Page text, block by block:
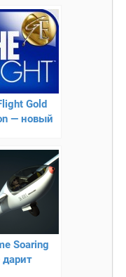
Gold
— новый
Soaring